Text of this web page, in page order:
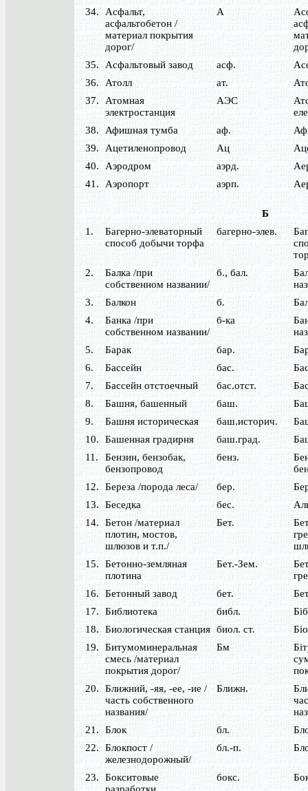
34.
Асфальт,
асфальтобетон /
материал покрытия
дорог/
А
35.
Асфальтовый завод асф.
36.
Атолл ат.
37.
Атомная
электростанция
АЭС
38.
Афишная тумба аф.
39.
Ацетиленопровод Ац
40.
Аэродром аэрд.
41.
Аэропорт аэрп.
Б
1.
Багерно-элеваторный
способ добычи торфа
багерно-элев.
2.
Балка /при
собственном названии/
б., бал.
3.
Балкон б.
4.
Банка /при
собственном названии/
б-ка
5.
Барак бар.
6.
Бассейн бас.
7.
Бассейн отстоечный бас.отст.
8.
Башня, башенный баш.
9.
Башня историческая баш.историч.
10.
Башенная градирня баш.град.
11.
Бензин, бензобак,
бензопровод
бенз.
12.
Береза /порода леса/ бер.
13.
Беседка бес.
14.
Бетон /материал
плотин, мостов,
шлюзов и т.п./
Бет.
15.
Бетонно-земляная
плотина
Бет.-Зем.
16.
Бетонный завод бет.
17.
Библиотека библ.
18.
Биологическая станция биол. ст.
19.
Битумоминеральная
смесь /материал
покрытия дорог/
Бм
20.
Ближний, -яя, -ее, -ие /
часть собственного
названия/
Ближн.
21.
Блок бл.
22.
Блокпост /
железнодорожный/
бл.-п.
23.
Бокситовые
бокс.